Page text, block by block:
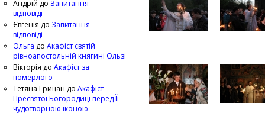
Андрій до Запитання —
відповіді
Євгенія до Запитання —
відповіді
Ольга до Акафіст святій
рівноапостольній княгині Ользі
Вікторія до Акафіст за
померлого
Тетяна Грицан до Акафіст
Пресвятої Богородиці перед Її
чудотворною іконою